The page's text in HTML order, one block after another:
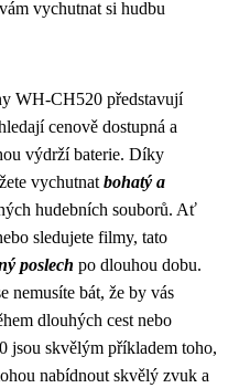
vychutnat si hudbu
WH-CH520 představují
cenově dostupná a
výdrží baterie. Díky
vychutnat bohatý a
hudebních souborů. Ať
sledujete filmy, tato
poslech po dlouhou dobu.
nemusíte bát, že by vás
dlouhých cest nebo
jsou skvělým příkladem toho,
nabídnout skvělý zvuk a